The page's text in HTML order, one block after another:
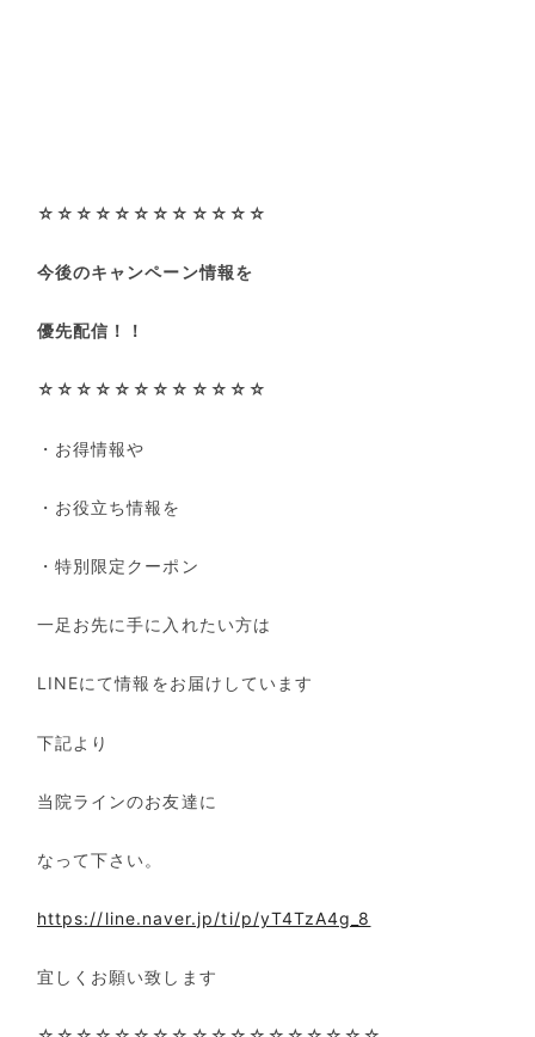
☆☆☆☆☆☆☆☆☆☆☆☆
今後のキャンペーン情報を
優先配信！！
☆☆☆☆☆☆☆☆☆☆☆☆
・お得情報や
・お役立ち情報を
・特別限定クーポン
一足お先に手に入れたい方は
LINEにて情報をお届けしています
下記より
当院ラインのお友達に
なって下さい。
https://line.naver.jp/ti/p/yT4TzA4g_8
宜しくお願い致します